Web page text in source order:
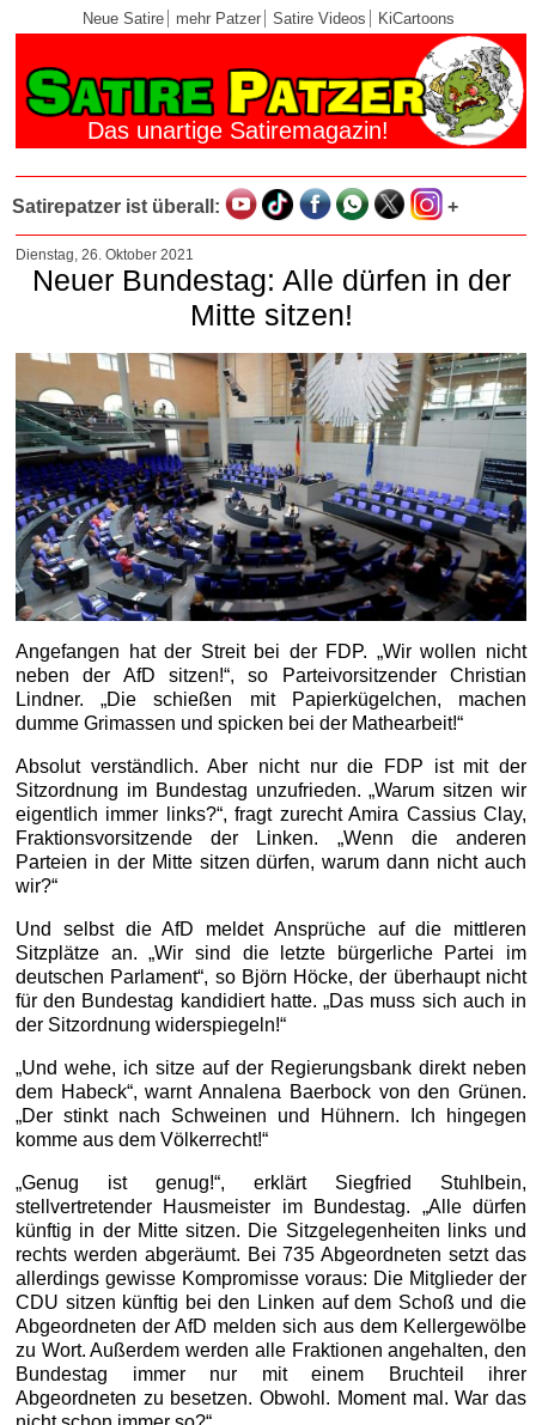
Neue Satire mehr Patzer Satire Videos KiCartoons
Das unartige Satiremagazin!
Satirepatzer ist überall: +
Dienstag, 26. Oktober 2021
Neuer Bundestag: Alle dürfen in der
Mitte sitzen!
Angefangen hat der Streit bei der FDP. „Wir wollen nicht
neben der AfD sitzen!“, so Parteivorsitzender Christian
Lindner. „Die schießen mit Papierkügelchen, machen
dumme Grimassen und spicken bei der Mathearbeit!“
Absolut verständlich. Aber nicht nur die FDP ist mit der
Sitzordnung im Bundestag unzufrieden. „Warum sitzen wir
eigentlich immer links?“, fragt zurecht Amira Cassius Clay,
Fraktionsvorsitzende der Linken. „Wenn die anderen
Parteien in der Mitte sitzen dürfen, warum dann nicht auch
wir?“
Und selbst die AfD meldet Ansprüche auf die mittleren
Sitzplätze an. „Wir sind die letzte bürgerliche Partei im
deutschen Parlament“, so Björn Höcke, der überhaupt nicht
für den Bundestag kandidiert hatte. „Das muss sich auch in
der Sitzordnung widerspiegeln!“
„Und wehe, ich sitze auf der Regierungsbank direkt neben
dem Habeck“, warnt Annalena Baerbock von den Grünen.
„Der stinkt nach Schweinen und Hühnern. Ich hingegen
komme aus dem Völkerrecht!“
„Genug ist genug!“, erklärt Siegfried Stuhlbein,
stellvertretender Hausmeister im Bundestag. „Alle dürfen
künftig in der Mitte sitzen. Die Sitzgelegenheiten links und
rechts werden abgeräumt. Bei 735 Abgeordneten setzt das
allerdings gewisse Kompromisse voraus: Die Mitglieder der
CDU sitzen künftig bei den Linken auf dem Schoß und die
Abgeordneten der AfD melden sich aus dem Kellergewölbe
zu Wort. Außerdem werden alle Fraktionen angehalten, den
Bundestag immer nur mit einem Bruchteil ihrer
Abgeordneten zu besetzen. Obwohl. Moment mal. War das